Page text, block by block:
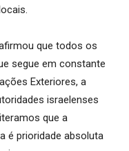
que todos os
segue em constante
Exteriores, a
israelenses
que a
é prioridade absoluta